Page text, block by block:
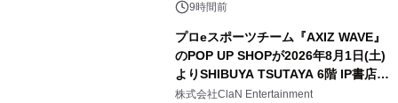
9時間前
プロeスポーツチーム『AXIZ WAVE』
のPOP UP SHOPが2026年8月1日(土)
よりSHIBUYA TSUTAYA 6階 IP書店で
開催決定！！
株式会社ClaN Entertainment